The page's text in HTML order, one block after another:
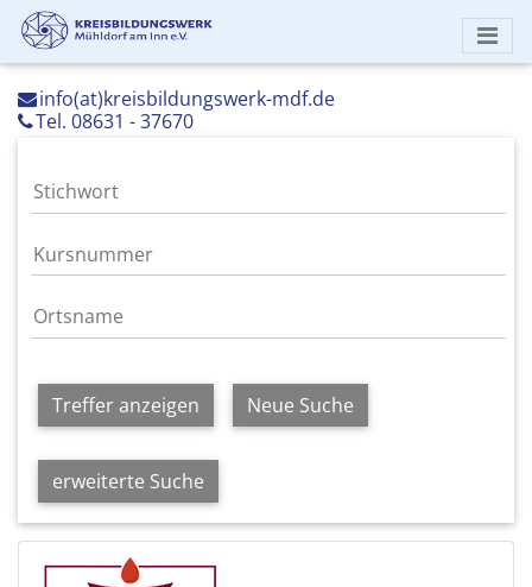
info(at)kreisbildungswerk-mdf.de
Tel. 08631 - 37670
Treffer anzeigen Neue Suche
erweiterte Suche